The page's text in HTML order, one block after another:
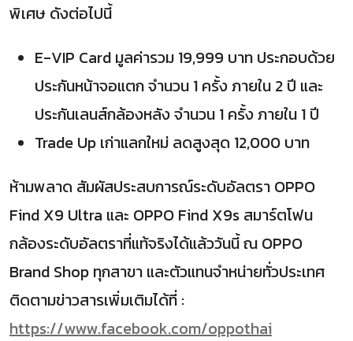
พิเศษ ดังต่อไปนี้
E-VIP Card มูลค่ารวม 19,999 บาท ประกอบด้วย
ประกันหน้าจอแตก จำนวน 1 ครั้ง ภายใน 2 ปี และ
ประกันเลนส์กล้องหลัง จำนวน 1 ครั้ง ภายใน 1 ปี
Trade Up เก่าแลกใหม่ ลดสูงสุด 12,000 บาท
ห้ามพลาด สัมผัสประสบการณ์ระดับอัลตรา OPPO
Find X9 Ultra และ OPPO Find X9s สมาร์ตโฟน
กล้องระดับอัลตราที่แท้จริงได้แล้ววันนี้ ณ OPPO
Brand Shop ทุกสาขา และตัวแทนจำหน่ายทั่วประเทศ
ติดตามข่าวสารเพิ่มเติมได้ที่ :
https://www.facebook.com/oppothai